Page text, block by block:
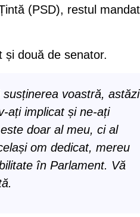
(PSD), restul
două de senator.
voastră, astăzi
ați implicat și ne-ați
doar al meu, ci al
om dedicat, mereu
în Parlament. Vă